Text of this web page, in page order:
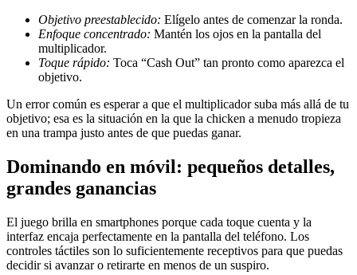
Objetivo preestablecido: Elígelo antes de comenzar la ronda.
Enfoque concentrado: Mantén los ojos en la pantalla del
multiplicador.
Toque rápido: Toca “Cash Out” tan pronto como aparezca el
objetivo.
Un error común es esperar a que el multiplicador suba más allá de tu
objetivo; esa es la situación en la que la chicken a menudo tropieza
en una trampa justo antes de que puedas ganar.
Dominando en móvil: pequeños detalles,
grandes ganancias
El juego brilla en smartphones porque cada toque cuenta y la
interfaz encaja perfectamente en la pantalla del teléfono. Los
controles táctiles son lo suficientemente receptivos para que puedas
decidir si avanzar o retirarte en menos de un suspiro.